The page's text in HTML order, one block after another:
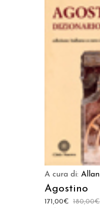
A cura di:
Agostino
180,00€
171,00€